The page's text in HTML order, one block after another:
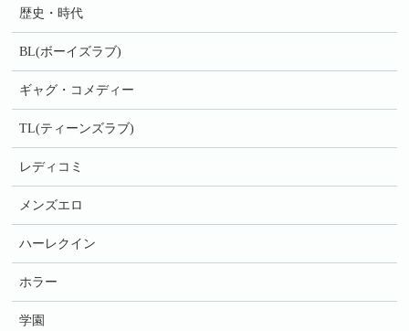
歴史・時代
BL(ボーイズラブ)
ギャグ・コメディー
TL(ティーンズラブ)
レディコミ
メンズエロ
ハーレクイン
ホラー
学園